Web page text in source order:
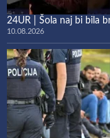
24UR | Šola naj bi bila
10.08.2026